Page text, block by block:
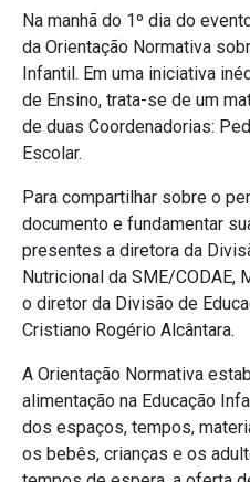
Na manhã do 1º dia do
da Orientação Normativa
Infantil. Em uma iniciativa
de Ensino, trata-se de um
de duas Coordenadorias:
Escolar.
Para compartilhar sobre o
documento e fundamentar
presentes a diretora da
Nutricional da SME/CODAE,
o diretor da Divisão de
Cristiano Rogério Alcântara.
A Orientação Normativa
alimentação na Educação
dos espaços, tempos,
os bebês, crianças e os